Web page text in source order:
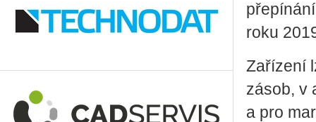
roku
Zařízení
zásob, v
a pro